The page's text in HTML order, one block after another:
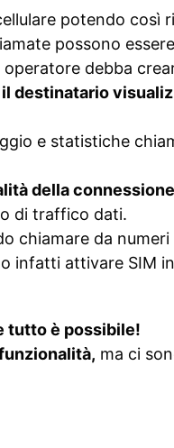
potendo
possono
debba
destinatario
e statistiche
della
di traffico dati.
chiamare da
infatti attivare SIM
tutto è possibile!
ma ci